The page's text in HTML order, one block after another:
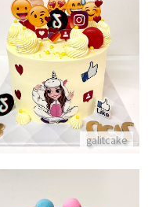
galitcake
עוגת טיטוק חיים בסושיאל
התקשר/י